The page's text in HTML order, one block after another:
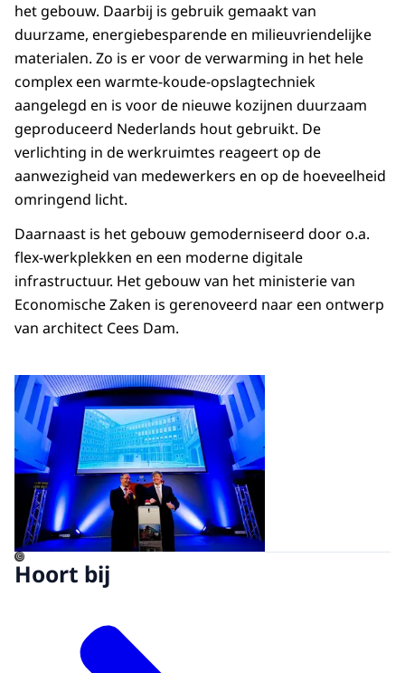
het gebouw. Daarbij is gebruik gemaakt van
duurzame, energiebesparende en milieuvriendelijke
materialen. Zo is er voor de verwarming in het hele
complex een warmte-koude-opslagtechniek
aangelegd en is voor de nieuwe kozijnen duurzaam
geproduceerd Nederlands hout gebruikt. De
verlichting in de werkruimtes reageert op de
aanwezigheid van medewerkers en op de hoeveelheid
omringend licht.
Daarnaast is het gebouw gemoderniseerd door o.a.
flex-werkplekken en een moderne digitale
infrastructuur. Het gebouw van het ministerie van
Economische Zaken is gerenoveerd naar een ontwerp
van architect Cees Dam.
Open de galerij in vergrote
©
Hoort bij